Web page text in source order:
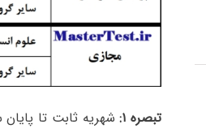
تبصره ۱: شهریه ثابت تا